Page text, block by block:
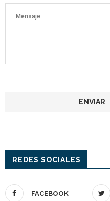
REDES SOCIALES
FACEBOOK